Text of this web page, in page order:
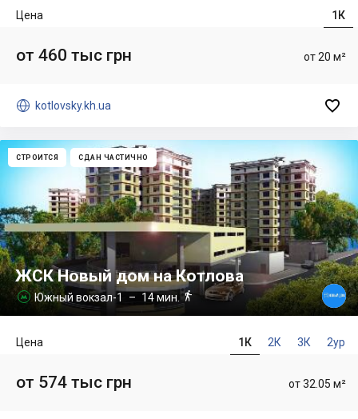
1К
Цена
от 20 м²
от 460 тыс грн
 kotlovsky.kh.ua 
СТРОИТСЯ СДАН ЧАСТИЧНО
ЖСК Новый дом на Котлова
 Южный вокзал-1 – 14 мин.
1К 2К 3К 2ур
Цена
от 32.05 м²
от 574 тыс грн